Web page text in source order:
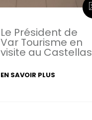
Le Président de
Var Tourisme en
visite au Castellas
EN SAVOIR PLUS